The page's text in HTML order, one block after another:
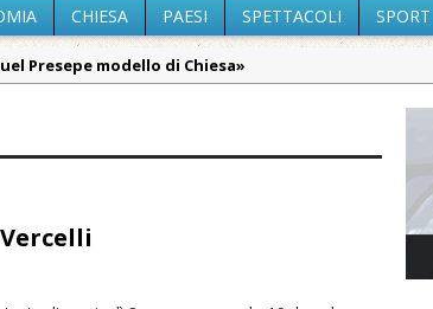
CHIESA PAESI SPETTACOLI SPORT
Presepe modello di Chiesa»
sul Monte Barone: si estende il fronte.
fronte delle fiamme: vasto incendio alle pendici
di vercellesi a Oropa per il pellegrinaggio diocesano
dei vigili del fuoco per un incendio di